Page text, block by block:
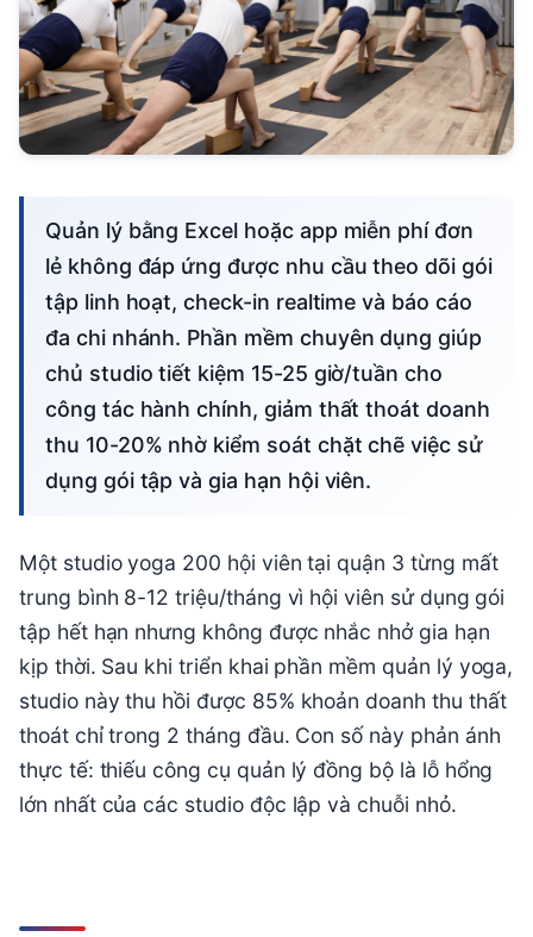
Quản lý bằng Excel hoặc app miễn phí đơn
lẻ không đáp ứng được nhu cầu theo dõi gói
tập linh hoạt, check-in realtime và báo cáo
đa chi nhánh. Phần mềm chuyên dụng giúp
chủ studio tiết kiệm 15-25 giờ/tuần cho
công tác hành chính, giảm thất thoát doanh
thu 10-20% nhờ kiểm soát chặt chẽ việc sử
dụng gói tập và gia hạn hội viên.
Một studio yoga 200 hội viên tại quận 3 từng mất
trung bình 8-12 triệu/tháng vì hội viên sử dụng gói
tập hết hạn nhưng không được nhắc nhở gia hạn
kịp thời. Sau khi triển khai phần mềm quản lý yoga,
studio này thu hồi được 85% khoản doanh thu thất
thoát chỉ trong 2 tháng đầu. Con số này phản ánh
thực tế: thiếu công cụ quản lý đồng bộ là lỗ hổng
lớn nhất của các studio độc lập và chuỗi nhỏ.